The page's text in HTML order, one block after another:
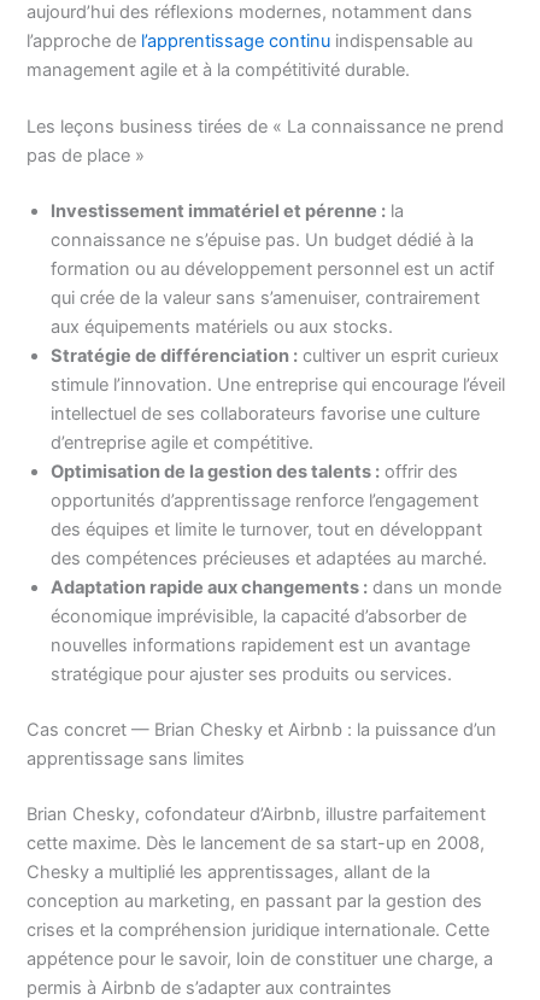
aujourd’hui des réflexions modernes, notamment dans
l’approche de l’apprentissage continu indispensable au
management agile et à la compétitivité durable.
Les leçons business tirées de « La connaissance ne prend
pas de place »
Investissement immatériel et pérenne : la
connaissance ne s’épuise pas. Un budget dédié à la
formation ou au développement personnel est un actif
qui crée de la valeur sans s’amenuiser, contrairement
aux équipements matériels ou aux stocks.
Stratégie de différenciation : cultiver un esprit curieux
stimule l’innovation. Une entreprise qui encourage l’éveil
intellectuel de ses collaborateurs favorise une culture
d’entreprise agile et compétitive.
Optimisation de la gestion des talents : offrir des
opportunités d’apprentissage renforce l’engagement
des équipes et limite le turnover, tout en développant
des compétences précieuses et adaptées au marché.
Adaptation rapide aux changements : dans un monde
économique imprévisible, la capacité d’absorber de
nouvelles informations rapidement est un avantage
stratégique pour ajuster ses produits ou services.
Cas concret — Brian Chesky et Airbnb : la puissance d’un
apprentissage sans limites
Brian Chesky, cofondateur d’Airbnb, illustre parfaitement
cette maxime. Dès le lancement de sa start-up en 2008,
Chesky a multiplié les apprentissages, allant de la
conception au marketing, en passant par la gestion des
crises et la compréhension juridique internationale. Cette
appétence pour le savoir, loin de constituer une charge, a
permis à Airbnb de s’adapter aux contraintes